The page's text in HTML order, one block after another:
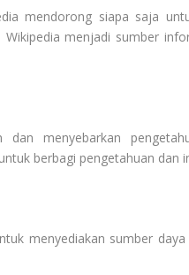
mendorong siapa saja
menjadi sumber
menyebarkan
berbagi pengetahuan dan
menyediakan sumber